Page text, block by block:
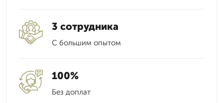
3 сотрудника
С большим опытом
100%
Без доплат